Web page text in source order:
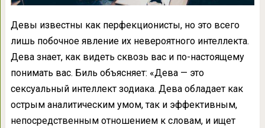
Девы известны как перфекционисты, но это всего
лишь побочное явление их невероятного интеллекта.
Дева знает, как видеть сквозь вас и по-настоящему
понимать вас. Биль объясняет: «Дева — это
сексуальный интеллект зодиака. Дева обладает как
острым аналитическим умом, так и эффективным,
непосредственным отношением к словам, и ищет